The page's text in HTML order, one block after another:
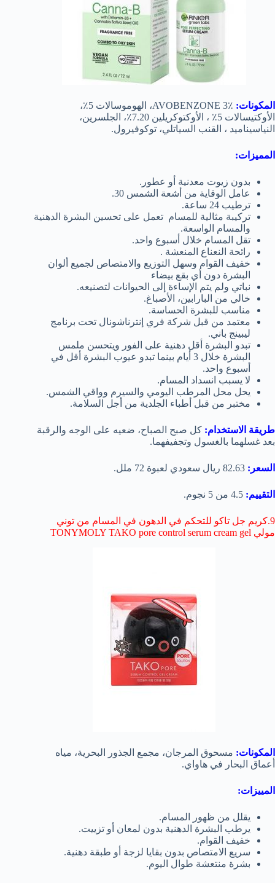
المكونات:
AVOBENZONE 3٪، الهوموسالات 5٪،
الأوكتيسالات 5٪ ، الأوكتوكريلين 7.20٪
، الجلسرين،
النياسيناميد ، القنب السياتلي، توكوفيرول.
المميزات:
بدون زيوت معدنية أو عطور.
عامل الوقاية من أشعة الشمس 30.
ترطيب 24 ساعة.
تركيبة مثالية للمسام تعمل على تحسين البشرة الدهنية
والمسام الواسعة.
تقل المسام خلال أسبوع واحد.
رائحة النعناع المنعشة .
خفيف القوام وسهل التوزيع والامتصاص لجميع ألوان
البشرة دون أي بقع بيضاء
نباتي ولم يتم الإساءة إلى الحيوانات لتصنيعه.
خالي من البارابين، الأصباغ.
مناسب للبشرة الحساسة.
معتمد من قبل شركة فري إنترناشونال تحت برنامج
ليبينج باني.
تبدو البشرة أقل دهنية على الفور ويتحسن ملمس
البشرة خلال 3 أيام بينما تبدو عيوب البشرة أقل في
أسبوع واحد.
لا يسبب انسداد المسام.
يحل محل المرطب اليومي والسيرم وواقي الشمس.
مختبر من قبل أطباء الجلدية من أجل السلامة.
طريقة الاستخدام: كل صبح الصباح، ضعيه على الوجه والرقبة
بعد غسلهما بالغسول وتجفيفهما.
السعر: 82.63 ريال سعودي لعبوة 72 ملل.
التقييم: 4.5 من 5 نجوم.
9.كريم جل تاكو للتحكم في الدهون في المسام من توني
مولي TONYMOLY TAKO pore control serum cream gel
المكونات: مسحوق المرجان، مجمع الجذور البحرية، مياه
أعماق البحار في هاواي.
المييزات:
يقلل من ظهور المسام.
يرطب البشرة الدهنية بدون لمعان أو تزييت.
خفيف القوام.
سريع الامتصاص بدون بقايا لزجة أو طبقة دهنية.
بشرة منتعشة طوال اليوم.